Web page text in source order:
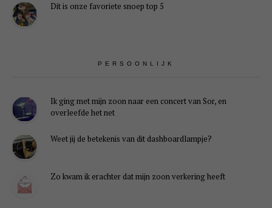
Dit is onze favoriete snoep top 5
PERSOONLIJK
Ik ging met mijn zoon naar een concert van Sor, en
overleefde het net
Weet jij de betekenis van dit dashboardlampje?
Zo kwam ik erachter dat mijn zoon verkering heeft